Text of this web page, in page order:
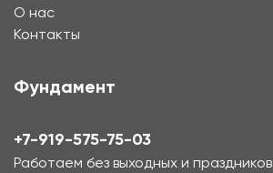
О нас
Контакты
Фундамент
+7-919-575-75-03
Работаем без выходных и праздников